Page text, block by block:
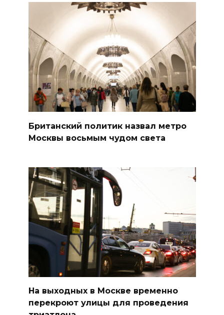
Британский политик назвал метро
Москвы восьмым чудом света
На выходных в Москве временно
перекроют улицы для проведения